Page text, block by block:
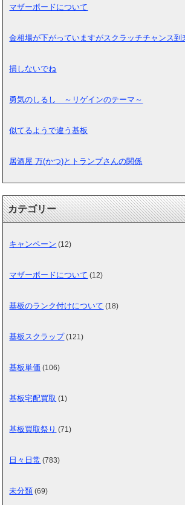
マザーボードについて
金相場が下がっていますがスクラッチチャンス到
損しないでね
勇気のしるし ～リゲインのテーマ～
似てるようで違う基板
居酒屋 万(かつ)とトランプさんの関係
カテゴリー
キャンペーン (12)
マザーボードについて (12)
基板のランク付けについて (18)
基板スクラップ(121)
基板単価 (106)
基板宅配買取 (1)
基板買取祭り (71)
日々日常 (783)
未分類 (69)